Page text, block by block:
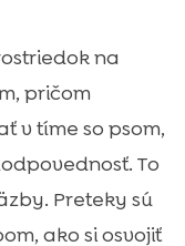
na
pričom
v tíme so psom,
To
Preteky sú
ako si osvojiť